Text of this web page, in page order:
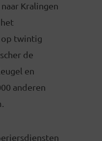
Kralingen
op twintig
de
en
anderen